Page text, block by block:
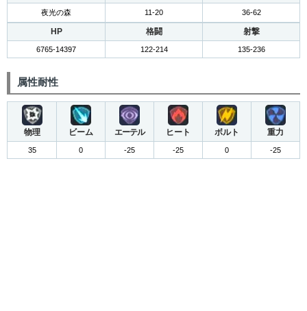
夜光の森 11-20 36-62
HP 格闘 射撃
6765-14397 122-214 135-236
属性耐性
物理 ビーム エーテル ヒート ボルト 重力
35 0 -25 -25 0 -25